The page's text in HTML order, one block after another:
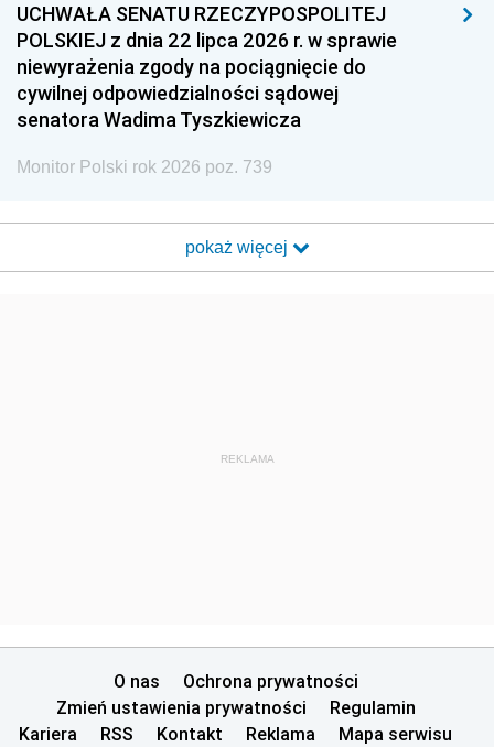
UCHWAŁA SENATU RZECZYPOSPOLITEJ
POLSKIEJ z dnia 22 lipca 2026 r. w sprawie
niewyrażenia zgody na pociągnięcie do
cywilnej odpowiedzialności sądowej
senatora Wadima Tyszkiewicza
Monitor Polski rok 2026 poz. 739
pokaż więcej
REKLAMA
O nas
Ochrona prywatności
Zmień ustawienia prywatności
Regulamin
Kariera
RSS Kontakt Reklama Mapa serwisu